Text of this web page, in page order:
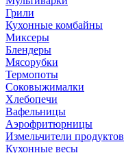
Грили
Кухонные комбайны
Mиксеры
Блендеры
Мясорубки
Термопоты
Соковыжималки
Хлебопечи
Вафельницы
Аэрофритюрницы
Измельчители продуктов
Кухонные весы